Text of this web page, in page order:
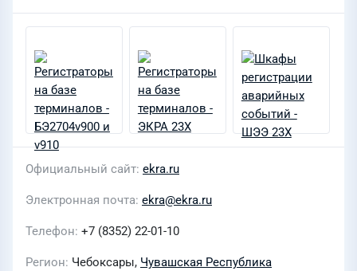
Официальный сайт ekra.ru
Электронная почта ekra@ekra.ru
Телефон +7 (8352) 22-01-10
Регион Чебоксары, Чувашская Республика